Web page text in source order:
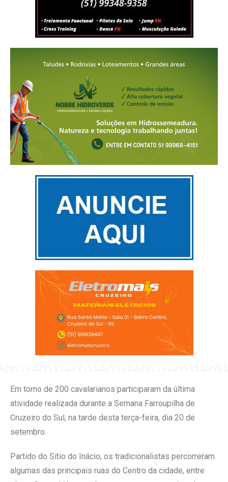
Em torno de 200 cavalarianos participaram da última
atividade realizada durante a Semana Farroupilha de
Cruzeiro do Sul, na tarde desta terça-feira, dia 20 de
setembro.
Partido do Sítio do Inácio, os tradicionalistas percorreram
algumas das principais ruas do Centro da cidade, entre